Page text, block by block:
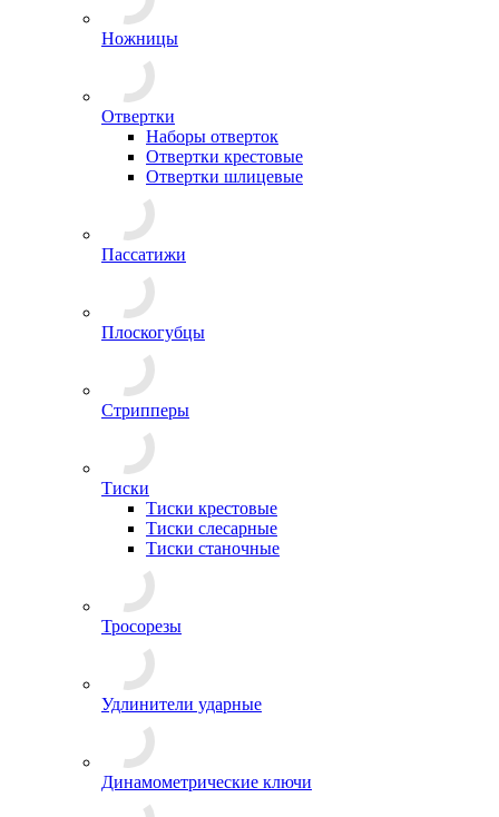
Ножницы
Отвертки
Наборы отверток
Отвертки крестовые
Отвертки шлицевые
Пассатижи
Плоскогубцы
Стрипперы
Тиски
Тиски крестовые
Тиски слесарные
Тиски станочные
Тросорезы
Удлинители ударные
Динамометрические ключи